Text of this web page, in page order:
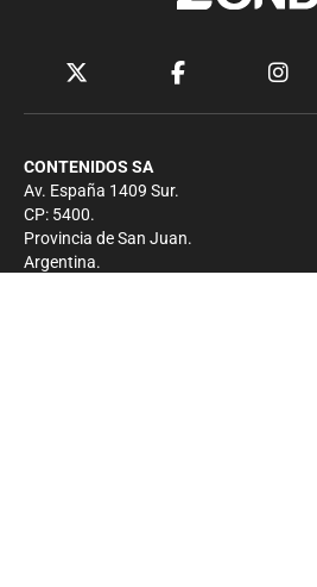
CONTENIDOS SA
Av. España 1409 Sur.
CP: 5400.
Provincia de San Juan.
Argentina.